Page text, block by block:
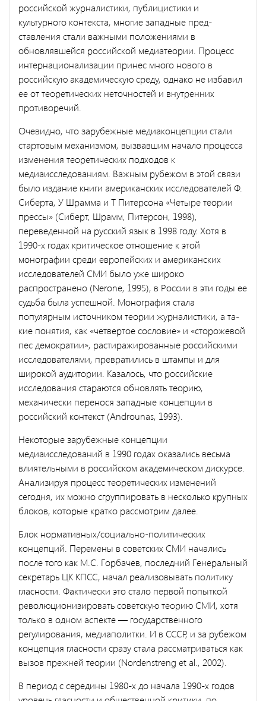
российской журналисти­ки, публицистики и
культурного контекста, многие западные пред­
ставления стали важными положениями в
обновлявшейся рос­сийской медиатеории. Процесс
интернационализации принес много нового в
российскую академическую среду, однако не избавил
ее от теоретических неточностей и внутренних
противоречий.
Очевидно, что зарубежные медиаконцепции стали
стартовым ме­ханизмом, вызвавшим начало процесса
изменения теоретических подходов к
медиаисследованиям. Важным рубежом в этой связи
было издание книги американских исследователей Ф.
Сиберта, У Шрамма и Т Питерсона «Четыре теории
прессы» (Сиберт, Шрамм, Питерсон, 1998),
переведенной на русский язык в 1998 году. Хотя в
1990-х годах критическое отношение к этой
монографии среди европейских и американских
исследователей СМИ было уже широко
распростране­но (Nerone, 1995), в России в эти годы ее
судьба была успешной. Мо­нография стала
популярным источником теории журналистики, а та­
кие понятия, как «четвертое сословие» и «сторожевой
пес демократии», растиражированные российскими
исследователями, превратились в штампы и для
широкой аудитории. Казалось, что российские
исследования стараются обновлять теорию,
механически перенося западные концепции в
российский контекст (Androunas, 1993).
Некоторые зарубежные концепции
медиаисследований в 1990 го­дах оказались весьма
влиятельными в российском академическом ди­скурсе.
Анализируя процесс теоретических изменений
сегодня, их можно сгруппировать в несколько крупных
блоков, которые кратко рассмотрим далее.
Блок нормативных/социально-политических
концепций. Перемены в советских СМИ начались
после того как М.С. Горбачев, последний Генеральный
секретарь ЦК КПСС, начал реализовывать политику
гласности. Фактически это стало первой попыткой
революционизи­ровать советскую теорию СМИ, хотя
только в одном аспекте — госу­дарственного
регулирования, медиаполитки. И в СССР, и за рубежом
концепция гласности сразу стала рассматриваться как
вызов прежней теории (Nordenstreng et al., 2002).
В период с середины 1980-х до начала 1990-х годов